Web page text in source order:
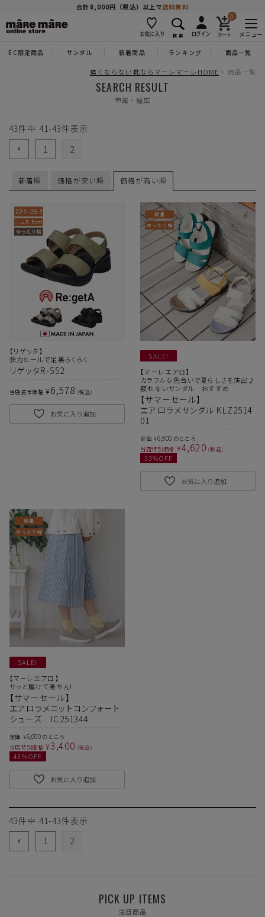
合計8,000円（税込）以上で送料無料
0
メニュー
EC限定商品 サンダル 新着商品 ランキング 商品一覧
痛くならない靴ならマーレマーレHOME 商品一覧
SEARCH RESULT
甲高・幅広
新着順 価格が安い順 価格が高い順
43件中 41-43件表示
1
2
【リゲッタ】
弾力ヒールで足裏らくらく
リゲッタR-552
当店通常価格 ¥6,578 税込
お気に入り追加
SALE!
【マーレエアロ】
カラフルな色合いで夏らしさを演出♪
疲れないサンダル おすすめ
【サマーセール】
エアロラメサンダル KLZ2514
01
定価 ¥6,900 のところ
当店特別価格 ¥4,620 税込
33%OFF
お気に入り追加
SALE!
【マーレエアロ】
サッと履けて楽ちん!
【サマーセール】
エアロラメニットコンフォート
シューズ IC251344
定価 ¥6,000 のところ
当店特別価格 ¥3,400 税込
43%OFF
お気に入り追加
43件中 41-43件表示
1
2
PICK UP ITEMS
注目商品
商品を探す
#コンフォート #パンプス #スニーカー #ブーツ
カテゴリー
特徴
ブランド
カラー
サイズ
絞り込んで検索する